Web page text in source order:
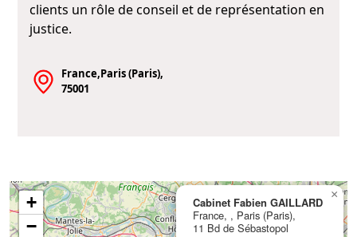
clients un rôle de conseil et de représentation en
justice.
France,Paris (Paris),
75001
Cabinet Fabien GAILLARD
France, , Paris (Paris),
11 Bd de Sébastopol
×
+
−